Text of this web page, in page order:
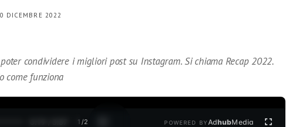
DICEMBRE 2022
poter condividere i migliori post su Instagram. Si chiama Recap 2022.
come funziona
1 /2 POWERED BYAdhubMedia